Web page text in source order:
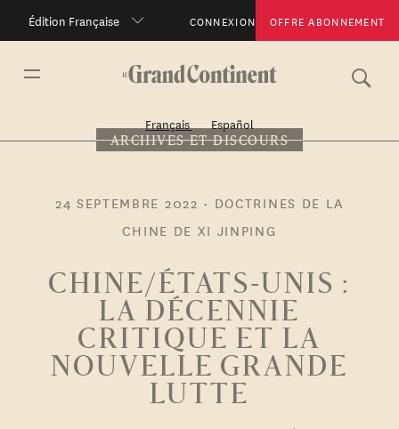
Édition Française CONNEXION OFFRE ABONNEMENT
Français Español
ARCHIVES ET DISCOURS
24 SEPTEMBRE 2022 • DOCTRINES DE LA
CHINE DE XI JINPING
CHINE/ÉTATS-UNIS :
LA DÉCENNIE
CRITIQUE ET LA
NOUVELLE GRANDE
LUTTE